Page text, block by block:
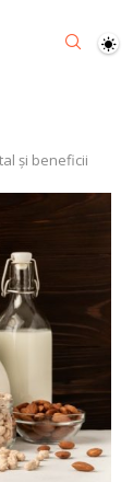
și beneficii